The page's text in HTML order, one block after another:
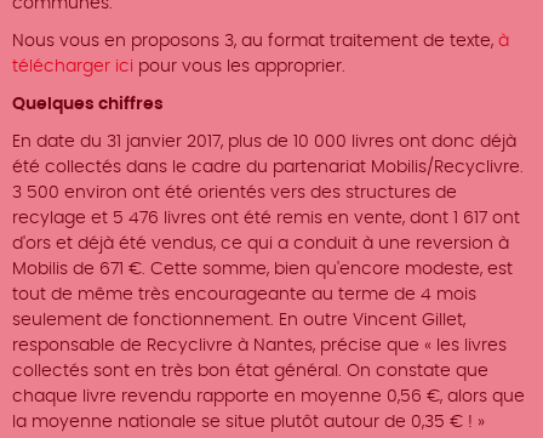
communes.
Nous vous en proposons 3, au format traitement de texte, à
télécharger ici pour vous les approprier.
Quelques chiffres
En date du 31 janvier 2017, plus de 10 000 livres ont donc déjà
été collectés dans le cadre du partenariat Mobilis/Recyclivre.
3 500 environ ont été orientés vers des structures de
recylage et 5 476 livres ont été remis en vente, dont 1 617 ont
d'ors et déjà été vendus, ce qui a conduit à une reversion à
Mobilis de 671 €. Cette somme, bien qu'encore modeste, est
tout de même très encourageante au terme de 4 mois
seulement de fonctionnement. En outre Vincent Gillet,
responsable de Recyclivre à Nantes, précise que « les livres
collectés sont en très bon état général. On constate que
chaque livre revendu rapporte en moyenne 0,56 €, alors que
la moyenne nationale se situe plutôt autour de 0,35 € ! »